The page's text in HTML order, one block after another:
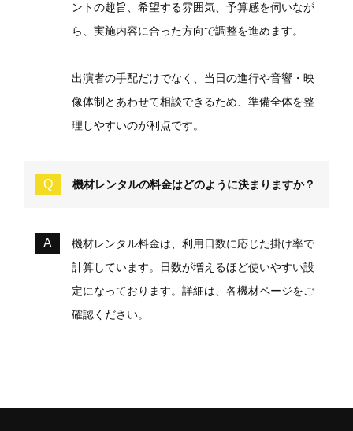
ントの趣旨、希望する雰囲気、予算感を伺いなが
ら、実施内容に合った方向で調整を進めます。
出演者の手配だけでなく、当日の進行や音響・映
像体制とあわせて相談できるため、準備全体を整
理しやすいのが利点です。
機材レンタルの料金はどのように決まりますか？
機材レンタル料金は、利用日数に応じた掛け率で
計算しています。日数が増えるほど使いやすい設
定になっております。詳細は、各機材ページをご
確認ください。